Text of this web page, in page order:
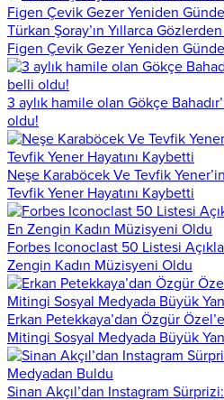
Türkan Şoray’ın Yıllarca
Figen Çevik Gezer Yeniden
3 aylık hamile olan Gökçe
oldu!
Neşe Karaböcek Ve Tevfik
Tevfik Yener Hayatını Kaybetti
Forbes Iconoclast 50 Listesi
Zengin Kadın Müzisyeni Oldu
Erkan Petekkaya’dan Özgür
Mitingi Sosyal Medyada Büyük
Sinan Akçıl’dan Instagram